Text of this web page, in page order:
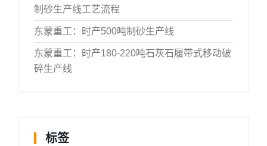
制砂生产线工艺流程
东蒙重工：时产500吨制砂生产线
东蒙重工：时产180-220吨石灰石履带式移动破
碎生产线
标签